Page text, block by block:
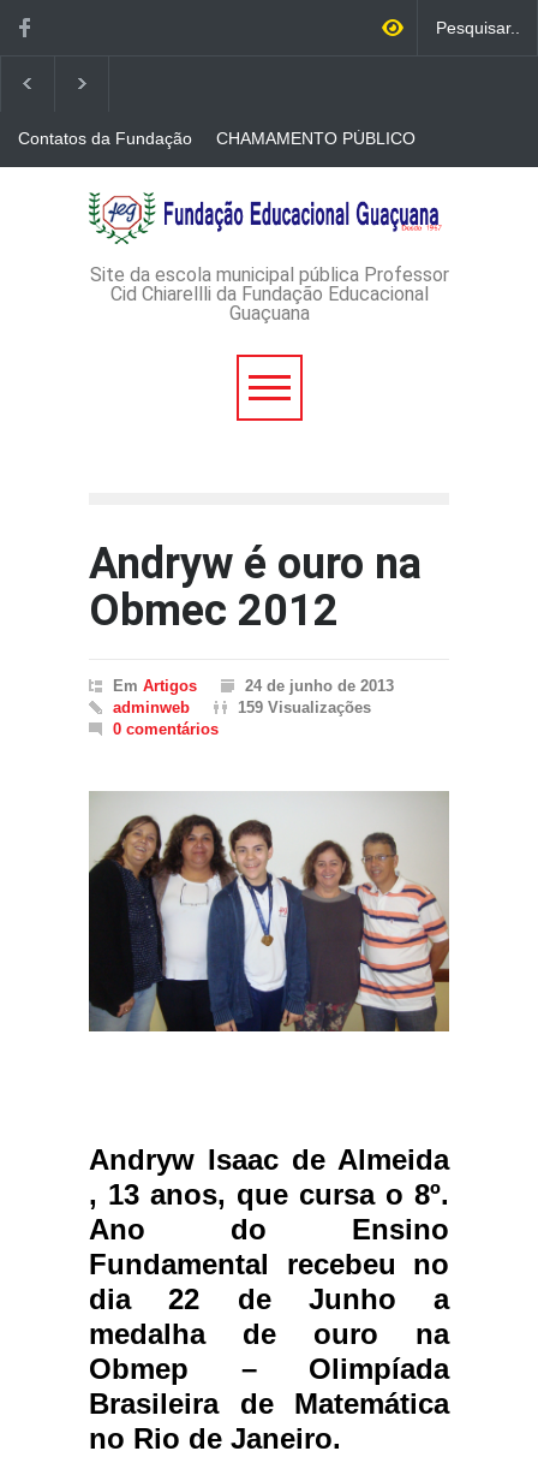
Contatos da Fundação
CHAMAMENTO PÚBLICO
CREDENCIAMENTO DE
IMPRESSOS
AVISO DE DISPENSA DE
LICITAÇÃO - DISPENSA DE
LICITAÇÃO Nº 53/2026-
ADMINISTRATIVO Nº
Site da escola municipal pública Professor
Cid Chiarellli da Fundação Educacional
Guaçuana
Andryw é ouro na
Obmec 2012
Em Artigos
24 de junho de 2013
adminweb
159 Visualizações
0 comentários
Andryw Isaac de Almeida
, 13 anos, que cursa o 8º.
Ano do Ensino
Fundamental recebeu no
dia 22 de Junho a
medalha de ouro na
Obmep – Olimpíada
Brasileira de Matemática
no Rio de Janeiro.